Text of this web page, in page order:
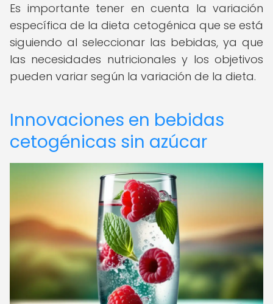
Es importante tener en cuenta la variación
específica de la dieta cetogénica que se está
siguiendo al seleccionar las bebidas, ya que
las necesidades nutricionales y los objetivos
pueden variar según la variación de la dieta.
Innovaciones en bebidas
cetogénicas sin azúcar